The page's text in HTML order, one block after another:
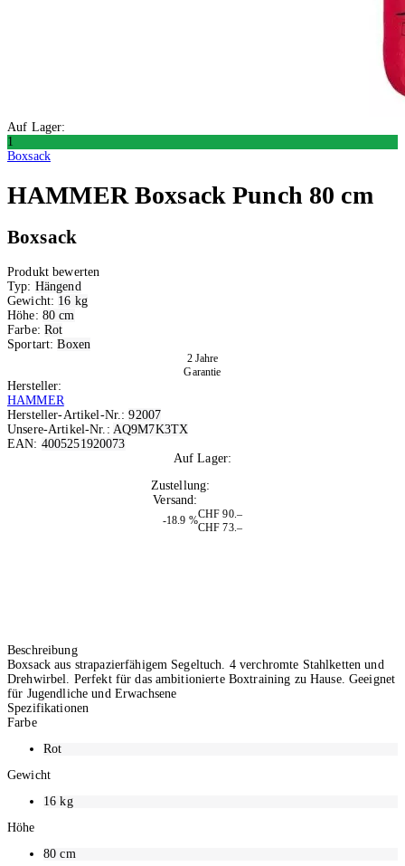
Auf Lager:
1
Boxsack
HAMMERBoxsack Punch 80 cm
Boxsack
Produkt bewerten
Typ: Hängend
Gewicht: 16 kg
Höhe: 80 cm
Farbe: Rot
Sportart:Boxen
2 Jahre
Garantie
Hersteller:
HAMMER
Hersteller-Artikel-Nr.:92007
Unsere-Artikel-Nr.: AQ9M7K3TX
EAN: 4005251920073
Auf Lager:
Zustellung:
Versand:
-18.9 %
CHF 90.–
CHF 73.–
Beschreibung
Boxsack aus strapazierfähigem Segeltuch. 4 verchromte Stahlketten und
Drehwirbel. Perfekt für das ambitionierte Boxtraining zu Hause. Geeignet
für Jugendliche und Erwachsene
Spezifikationen
Farbe
Rot
Gewicht
16kg
Höhe
80cm